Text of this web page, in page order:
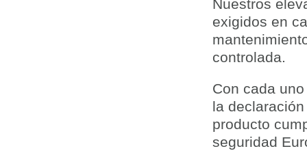
Nuestros
exigidos en
controlada.
Con cada
la
producto
seguridad